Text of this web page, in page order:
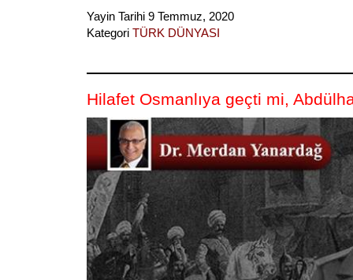
Yayin Tarihi 9 Temmuz, 2020
Kategori TÜRK DÜNYASI
Hilafet Osmanlıya geçti mi,